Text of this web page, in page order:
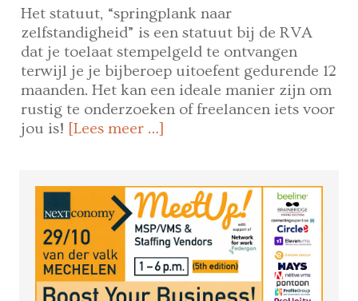
Het statuut, “springplank naar
zelfstandigheid” is een statuut bij de RVA
dat je toelaat stempelgeld te ontvangen
terwijl je je bijberoep uitoefent gedurende 12
maanden. Het kan een ideale manier zijn om
rustig te onderzoeken of freelancen iets voor
jou is! [Lees meer …]